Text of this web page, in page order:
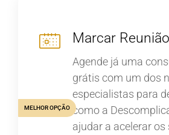
Marcar Reunião
Agende já uma
grátis com um dos
especialistas para
como a
ajudar a acelerar os
MELHOR OPÇÃO